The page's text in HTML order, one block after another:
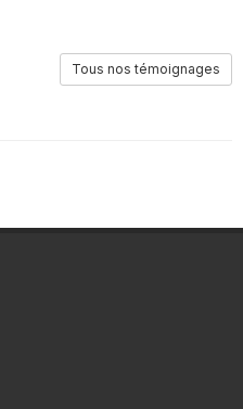
Tous nos témoignages